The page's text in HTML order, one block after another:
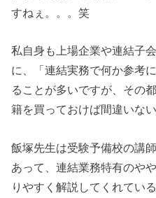
すねぇ。。。笑
私自身も上場企業や連結子
に、「連結実務で何か参考
ることが多いですが、その
籍を買っておけば間違いな
飯塚先生は受験予備校の講
あって、連結業務特有のや
りやすく解説してくれてい